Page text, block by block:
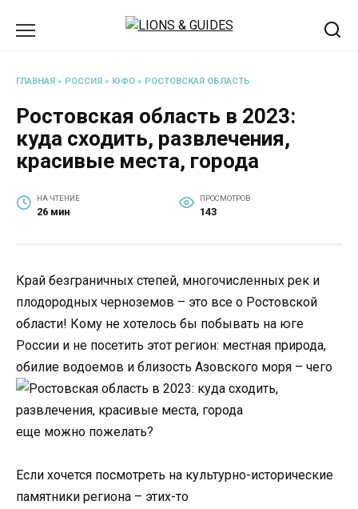
ГЛАВНАЯ » РОССИЯ » ЮФО » РОСТОВСКАЯ ОБЛАСТЬ
Ростовская область в 2023:
куда сходить, развлечения,
красивые места, города
НА ЧТЕНИЕ
26 мин
ПРОСМОТРОВ
143
Край безграничных степей, многочисленных рек и
плодородных черноземов – это все о Ростовской
области! Кому не хотелось бы побывать на юге
России и не посетить этот регион: местная природа,
обилие водоемов и близость Азовского моря – чего
еще можно пожелать?
Если хочется посмотреть на культурно-исторические
памятники региона – этих-то